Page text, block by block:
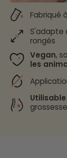
Fabriqué
S'adapte
rongés
Vegan,
les
grossesse